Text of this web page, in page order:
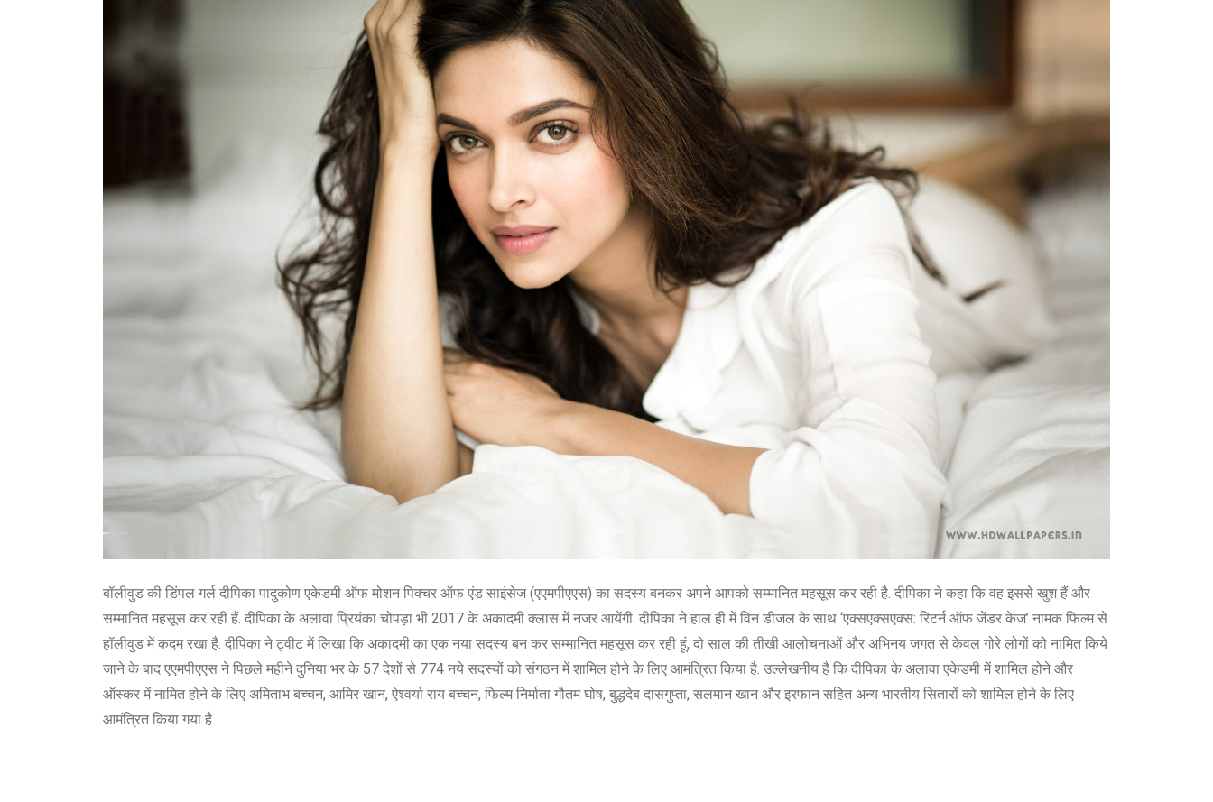
बॉलीवुड की डिंपल गर्ल दीपिका पादुकोण एकेडमी ऑफ मोशन पिक्चर ऑफ एंड साइंसेज (एएमपीएएस) का सदस्य बनकर अपने आपको सम्मानित महसूस कर रही है. दीपिका ने कहा कि वह इससे खुश हैं और
सम्मानित महसूस कर रही हैं. दीपिका के अलावा प्रियंका चोपड़ा भी 2017 के अकादमी क्लास में नजर आयेंगी. दीपिका ने हाल ही में विन डीजल के साथ ‘एक्सएक्सएक्स: रिटर्न ऑफ जेंडर केज’ नामक फिल्म से
हॉलीवुड में कदम रखा है. दीपिका ने ट्वीट में लिखा कि अकादमी का एक नया सदस्य बन कर सम्मानित महसूस कर रही हूं, दो साल की तीखी आलोचनाओं और अभिनय जगत से केवल गोरे लोगों को नामित किये
जाने के बाद एएमपीएएस ने पिछले महीने दुनिया भर के 57 देशों से 774 नये सदस्यों को संगठन में शामिल होने के लिए आमंत्रित किया है. उल्लेखनीय है कि दीपिका के अलावा एकेडमी में शामिल होने और
ऑस्कर में नामित होने के लिए अमिताभ बच्चन, आमिर खान, ऐश्वर्या राय बच्चन, फिल्म निर्माता गौतम घोष, बुद्धदेब दासगुप्ता, सलमान खान और इरफान सहित अन्य भारतीय सितारों को शामिल होने के लिए
आमंत्रित किया गया है.